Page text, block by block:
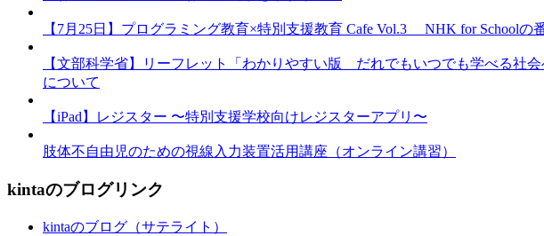
【7月25日】プログラミング教育×特別支援教育 Cafe Vol.3 NHK for Schoolの
【文部科学省】リーフレット「わかりやすい版 だれでもいつでも学べる社
について
【iPad】レジスター 〜特別支援学校向けレジスターアプリ〜
肢体不自由児のための視線入力装置活用講座（オンライン講習）
kintaのブログリンク
kintaのブログ（サテライト）